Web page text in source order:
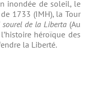
inondée de soleil, le
1733 (IMH), la Tour
sourel de la Liberta (Au
héroïque des
la Liberté.